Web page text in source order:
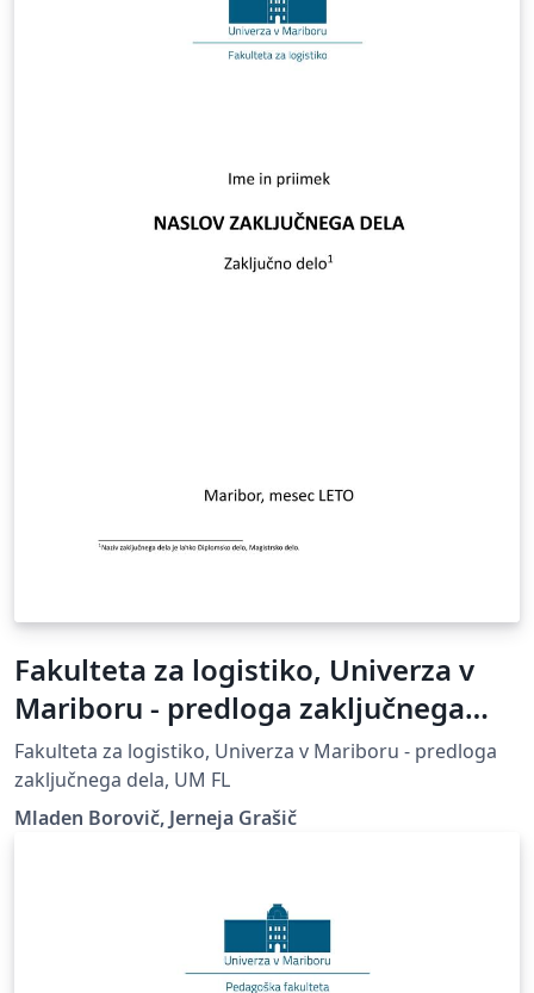
Fakulteta za logistiko, Univerza v
Mariboru - predloga zaključnega
dela
Fakulteta za logistiko, Univerza v Mariboru - predloga
zaključnega dela, UM FL
Mladen Borovič, Jerneja Grašič